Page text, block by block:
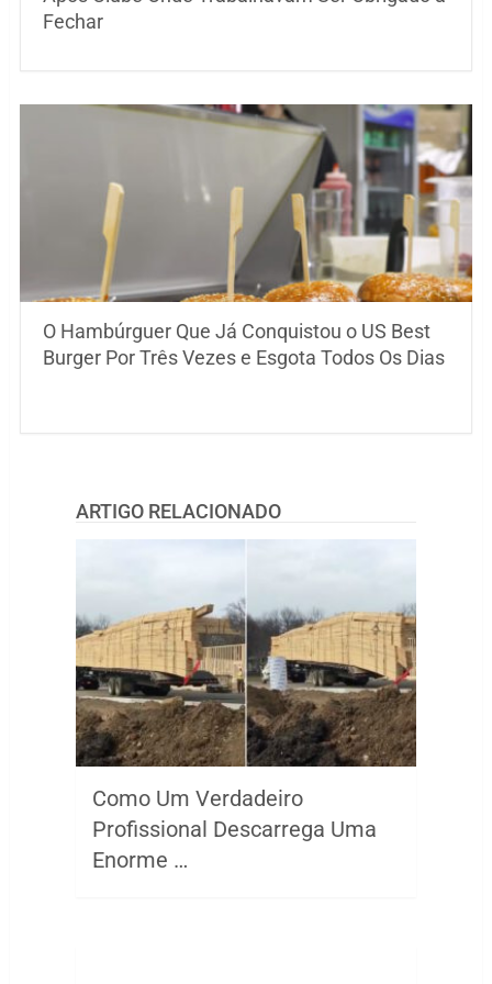
Fechar
O Hambúrguer Que Já Conquistou o US Best
Burger Por Três Vezes e Esgota Todos Os Dias
ARTIGO RELACIONADO
Como Um Verdadeiro
Profissional Descarrega Uma
Enorme …